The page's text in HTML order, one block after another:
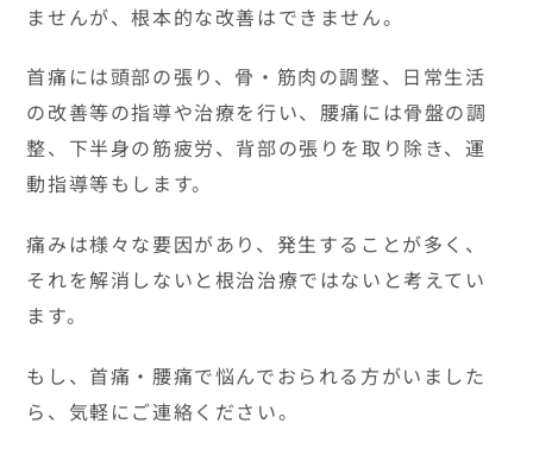
ませんが、根本的な改善はできません。
首痛には頭部の張り、骨・筋肉の調整、日常生活
の改善等の指導や治療を行い、腰痛には骨盤の調
整、下半身の筋疲労、背部の張りを取り除き、運
動指導等もします。
痛みは様々な要因があり、発生することが多く、
それを解消しないと根治治療ではないと考えてい
ます。
もし、首痛・腰痛で悩んでおられる方がいました
ら、気軽にご連絡ください。